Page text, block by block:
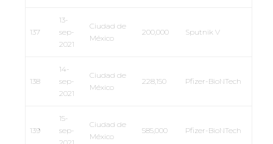
137
13-
sep-
2021
Ciudad de
México
200,000 Sputnik V
138
14-
sep-
2021
Ciudad de
México
228,150 Pfizer-BioNTech
139
15-
sep-
Ciudad de
México
585,000 Pfizer-BioNTech